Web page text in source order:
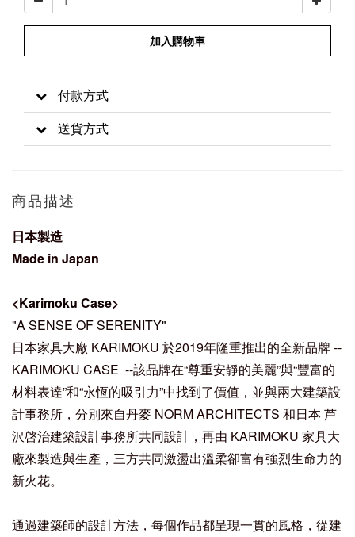
加入購物車
付款方式
送貨方式
商品描述
日本製造
Made in Japan
<Karimoku Case>
"A SENSE OF SERENITY"
日本家具大廠 KARIMOKU 於2019年隆重推出的全新品牌 --
KARIMOKU CASE --該品牌在“尊重安靜的美麗”與“豐富的
材料表達”和“永恆的吸引力”中找到了價值，並與兩大建築設
計事務所，分別來自丹麥 NORM ARCHITECTS 和日本 芦
沢啓治建築設計事務所共同設計，再由 KARIMOKU 家具大
廠來製造與生產，三方共同激盪出溫柔卻富有強烈生命力的
新火花。
通過建築師的設計方法，每個作品都呈現一貫的風格，從建